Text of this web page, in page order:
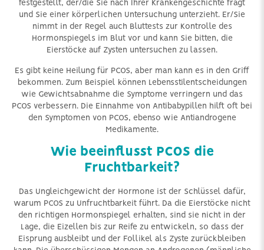
festgestellt, der/die Sie nach Ihrer Krankengeschichte fragt
und Sie einer körperlichen Untersuchung unterzieht. Er/Sie
nimmt in der Regel auch Bluttests zur Kontrolle des
Hormonspiegels im Blut vor und kann Sie bitten, die
Eierstöcke auf Zysten untersuchen zu lassen.
Es gibt keine Heilung für PCOS, aber man kann es in den Griff
bekommen. Zum Beispiel können Lebensstilentscheidungen
wie Gewichtsabnahme die Symptome verringern und das
PCOS verbessern. Die Einnahme von Antibabypillen hilft oft bei
den Symptomen von PCOS, ebenso wie Antiandrogene
Medikamente.
Wie beeinflusst PCOS die
Fruchtbarkeit?
Das Ungleichgewicht der Hormone ist der Schlüssel dafür,
warum PCOS zu Unfruchtbarkeit führt. Da die Eierstöcke nicht
den richtigen Hormonspiegel erhalten, sind sie nicht in der
Lage, die Eizellen bis zur Reife zu entwickeln, so dass der
Eisprung ausbleibt und der Follikel als Zyste zurückbleiben